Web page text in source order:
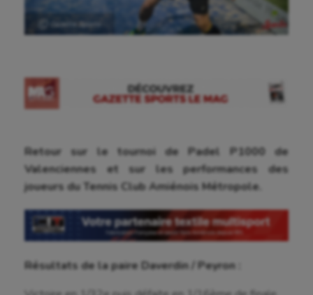
Ⓒ Gazette Sports
Retour sur le tournoi de Padel P1000 de
Valenciennes et sur les performances des
joueurs du Tennis Club Amiénois Métropole.
Résultats de la paire Daverdin / Peyron :